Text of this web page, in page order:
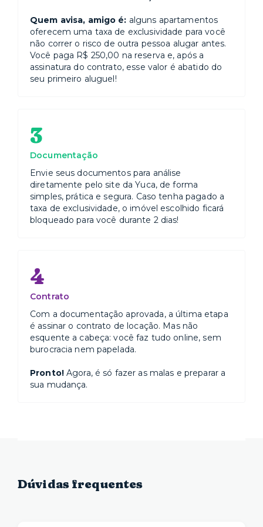
Quem avisa, amigo é: alguns apartamentos
oferecem uma taxa de exclusividade para você
não correr o risco de outra pessoa alugar antes.
Você paga R$ 250,00 na reserva e, após a
assinatura do contrato, esse valor é abatido do
seu primeiro aluguel!
3
Documentação
Envie seus documentos para análise
diretamente pelo site da Yuca, de forma
simples, prática e segura. Caso tenha pagado a
taxa de exclusividade, o imóvel escolhido ficará
bloqueado para você durante 2 dias!
4
Contrato
Com a documentação aprovada, a última etapa
é assinar o contrato de locação. Mas não
esquente a cabeça: você faz tudo online, sem
burocracia nem papelada.
Pronto!Agora, é só fazer as malas e preparar a
sua mudança.
Dúvidas frequentes